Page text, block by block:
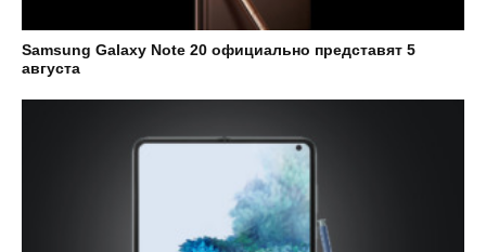
Samsung Galaxy Note 20 официально представят 5
августа